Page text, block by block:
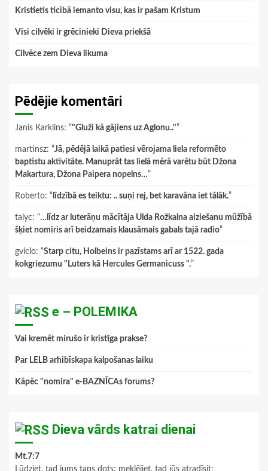
Kristietis ticībā iemanto visu, kas ir pašam Kristum
Visi cilvēki ir grēcinieki Dieva priekšā
Cilvēce zem Dieva likuma
Pēdējie komentāri
Janis Karklins: “"Gluži kā gājiens uz Aglonu.."”
martinsz: “Jā, pēdējā laikā patiesi vērojama liela reformēto
baptistu aktivitāte. Manuprāt tas lielā mērā varētu būt Džona
Makartura, Džona Paipera nopelns…”
Roberto: “ līdzībā es teiktu: .. suņi rej, bet karavāna iet tālāk.”
talyc: “…līdz ar luterāņu mācītāja Ulda Rožkalna aiziešanu mūžībā
šķiet nomiris arī beidzamais klausāmais gabals tajā radio”
gviclo: “Starp citu, Holbeins ir pazīstams arī ar 1522. gada
kokgriezumu "Luters kā Hercules Germanicuss ".”
e – POLEMIKA
Vai kremēt mirušo ir kristīga prakse?
Par LELB arhibīskapa kalpošanas laiku
Kāpēc "nomira" e-BAZNĪCAs forums?
Dieva vārds katrai dienai
Mt.7:7